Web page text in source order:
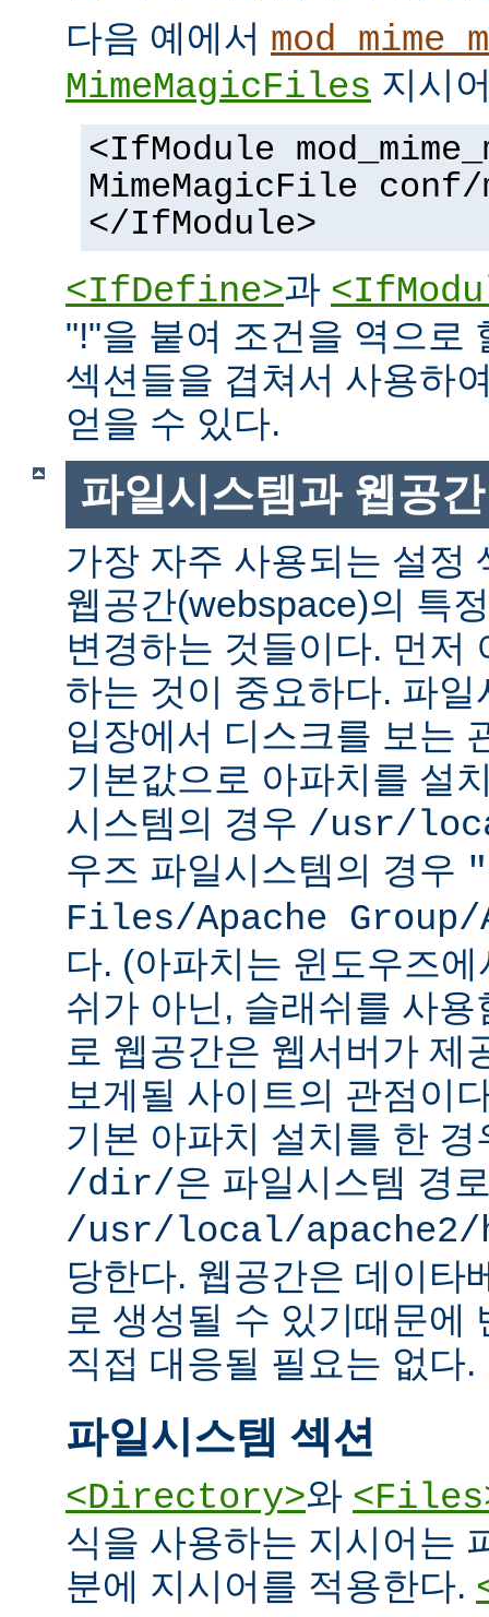
다음 예에서
MimeMagicFiles 지시
<IfModule
MimeMagicFile conf/
</IfModule>
<IfDefine>과
"!"을 붙여 조건을 역으로
섹션들을 겹쳐서 사용하
얻을 수 있다.
파일시스템과 웹공간
가장 자주 사용되는 설정
웹공간(webspace)의 특
변경하는 것들이다. 먼저
하는 것이 중요하다. 파
입장에서 디스크를 보는
기본값으로 아파치를 설
시스템의 경우 /usr/
우즈 파일시스템의 경우
Files/Apache Group/
다. (아파치는 윈도우즈
쉬가 아닌, 슬래쉬를 사
로 웹공간은 웹서버가 제
보게될 사이트의 관점이
기본 아파치 설치를 한
/dir/은 파일시스템 경
/usr/local/
당한다. 웹공간은 데이타
로 생성될 수 있기때문에
직접 대응될 필요는 없다.
파일시스템 섹션
<Directory>와
식을 사용하는 지시어는
분에 지시어를 적용한다.